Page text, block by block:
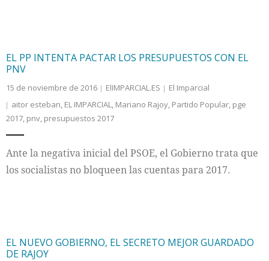
EL PP INTENTA PACTAR LOS PRESUPUESTOS CON EL
PNV
15 de noviembre de 2016 ElIMPARCIAL.ES
El Imparcial
aitor esteban, EL IMPARCIAL, Mariano Rajoy, Partido Popular, pge
2017, pnv, presupuestos 2017
Ante la negativa inicial del PSOE, el Gobierno trata que
los socialistas no bloqueen las cuentas para 2017.
EL NUEVO GOBIERNO, EL SECRETO MEJOR GUARDADO
DE RAJOY